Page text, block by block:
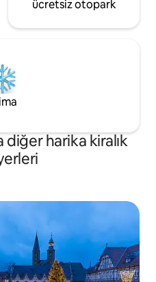
ücretsiz otopark
harika kiralık